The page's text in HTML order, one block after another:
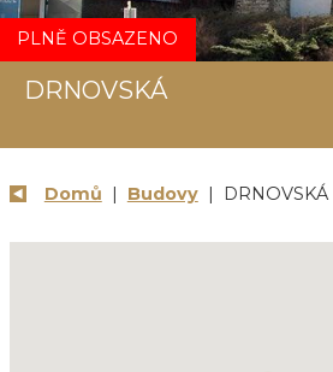
DRNOVSKÁ
PLNĚ OBSAZENO
Domů | Budovy| DRNOVSKÁ